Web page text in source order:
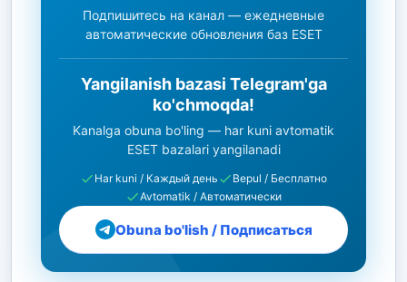
Подпишитесь на канал — ежедневные
автоматические обновления баз ESET
Yangilanish bazasi Telegram'ga
ko'chmoqda!
Kanalga obuna bo'ling — har kuni avtomatik
ESET bazalari yangilanadi
Har kuni / Каждый день
Bepul / Бесплатно
Avtomatik / Автоматически
Obuna bo'lish / Подписаться